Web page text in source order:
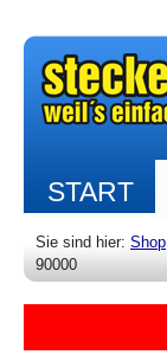
START
Sie sind hier: Shop
90000